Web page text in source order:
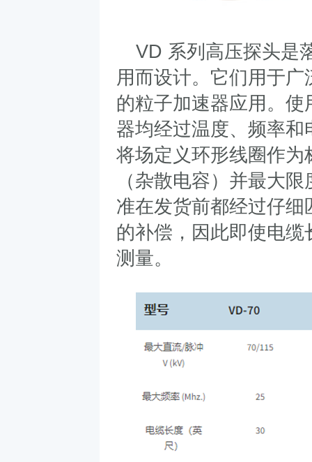
VD 系列高压探头是
用而设计。它们用于
的粒子加速器应用。
器均经过温度、频率
将场定义环形线圈作
（杂散电容）并最大
准在发货前都经过仔
的补偿，因此即使电
测量。